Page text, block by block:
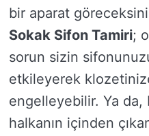
bir aparat
Sokak Sifon Tamiri;
sorun sizin
etkileyerek
engelleyebilir. Ya
halkanın içinden